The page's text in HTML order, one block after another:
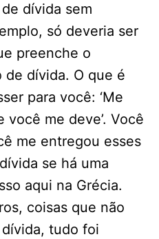
dívida sem
só deveria ser
preenche o
dívida. O que é
para você: ‘Me
você me deve’. Você
me entregou esses
se há uma
aqui na Grécia.
coisas que não
tudo foi